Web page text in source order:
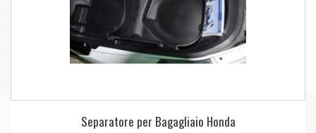
Separatore per Bagagliaio Honda